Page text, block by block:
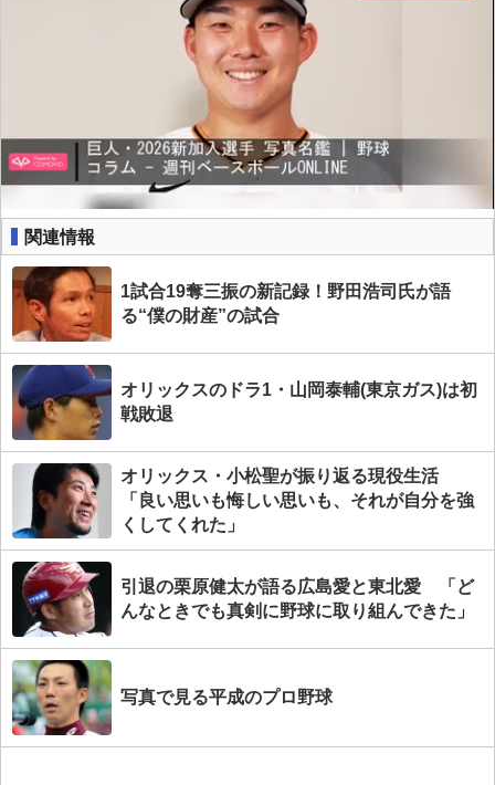
関連情報
1試合19奪三振の新記録！野田浩司氏が語
る“僕の財産”の試合
オリックスのドラ1・山岡泰輔(東京ガス)は初
戦敗退
オリックス・小松聖が振り返る現役生活
「良い思いも悔しい思いも、それが自分を強
くしてくれた」
引退の栗原健太が語る広島愛と東北愛 「ど
んなときでも真剣に野球に取り組んできた」
写真で見る平成のプロ野球